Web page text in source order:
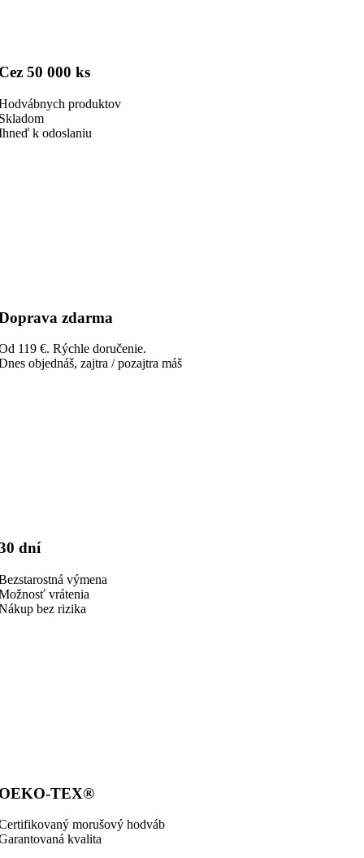
50 000 ks
produktov
k odoslaniu
zdarma
119 €. Rýchle doručenie.
objednáš, zajtra / pozajtra máš
dní
výmena
vrátenia
bez rizika
TEX®
morušový hodváb
kvalita